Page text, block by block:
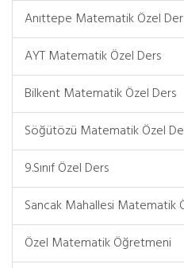
Anıttepe Matematik Özel
AYT Matematik Özel Ders
Bilkent Matematik Özel Ders
Söğütözü Matematik Özel
9.Sınıf Özel Ders
Sancak Mahallesi Matematik
Özel Matematik Öğretmeni